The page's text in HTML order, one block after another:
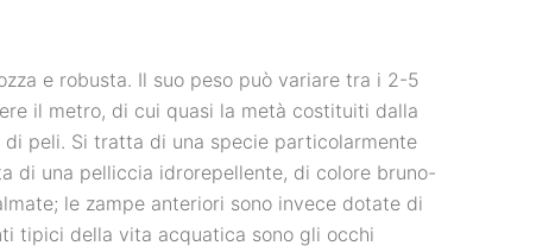
e robusta. Il suo peso può variare tra i 2-5
il metro, di cui quasi la metà costituiti dalla
peli. Si tratta di una specie particolarmente
di una pelliccia idrorepellente, di colore bruno-
le zampe anteriori sono invece dotate di
tipici della vita acquatica sono gli occhi